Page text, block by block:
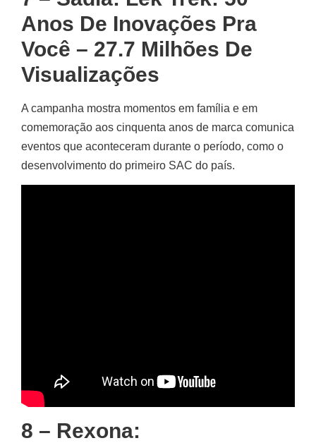
Anos De Inovações Pra
Você – 27.7 Milhões De
Visualizações
A campanha mostra momentos em família e em
comemoração aos cinquenta anos de marca comunica
eventos que aconteceram durante o período, como o
desenvolvimento do primeiro SAC do país.
8 – Rexona: